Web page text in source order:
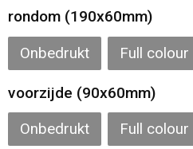
Themapakketten
Caps, Hoeden en Mutsen
Gilets
rondom (190x60mm)
Onbedrukt Full colour
voorzijde (90x60mm)
Onbedrukt Full colour